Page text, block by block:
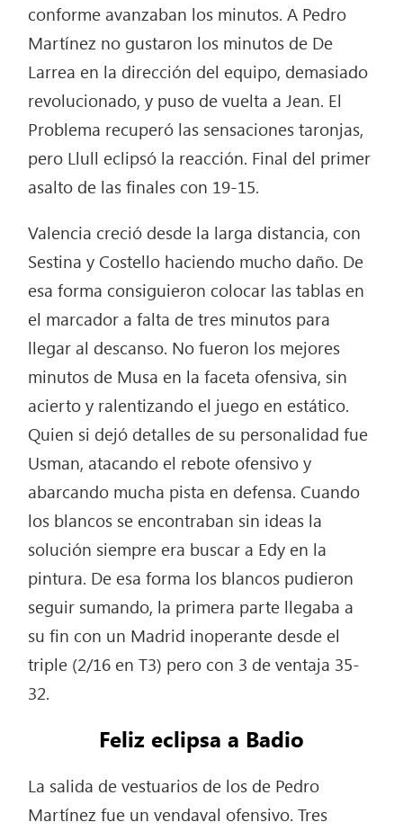
conforme avanzaban los minutos. A Pedro
Martínez no gustaron los minutos de De
Larrea en la dirección del equipo, demasiado
revolucionado, y puso de vuelta a Jean. El
Problema recuperó las sensaciones taronjas,
pero Llull eclipsó la reacción. Final del primer
asalto de las finales con 19-15.
Valencia creció desde la larga distancia, con
Sestina y Costello haciendo mucho daño. De
esa forma consiguieron colocar las tablas en
el marcador a falta de tres minutos para
llegar al descanso. No fueron los mejores
minutos de Musa en la faceta ofensiva, sin
acierto y ralentizando el juego en estático.
Quien si dejó detalles de su personalidad fue
Usman, atacando el rebote ofensivo y
abarcando mucha pista en defensa. Cuando
los blancos se encontraban sin ideas la
solución siempre era buscar a Edy en la
pintura. De esa forma los blancos pudieron
seguir sumando, la primera parte llegaba a
su fin con un Madrid inoperante desde el
triple (2/16 en T3) pero con 3 de ventaja 35-
32.
Feliz eclipsa a Badio
La salida de vestuarios de los de Pedro
Martínez fue un vendaval ofensivo. Tres